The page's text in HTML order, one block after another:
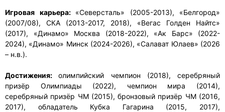
Игровая карьера: «Северсталь» (2005-2013), «Белгород»
(2007/08), СКА (2013-2017, 2018), «Вегас Голден Найтс»
(2017), «Динамо» Москва (2018-2022), «Ак Барс» (2022-
2024), «Динамо» Минск (2024-2026), «Салават Юлаев» (2026
– н.в.).
Достижения:олимпийский чемпион (2018), серебряный
призёр Олимпиады (2022), чемпион мира (2014),
серебряный призёр ЧМ (2015), бронзовый призёр ЧМ (2016,
2017), обладатель Кубка Гагарина (2015, 2017),